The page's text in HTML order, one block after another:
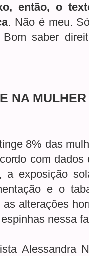
então, o
. Não é meu.
saber
NA
8% das
com dados
a exposição
e o
alterações
nessa
Alessandra